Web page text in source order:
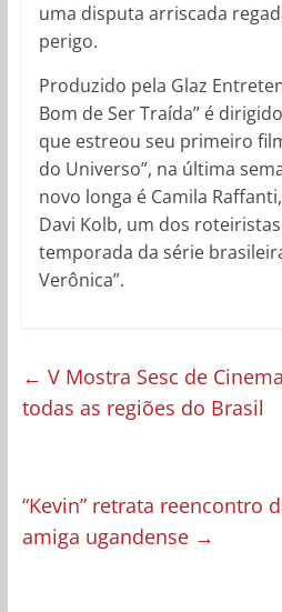
uma disputa arriscada
perigo.
Produzido pela Glaz
Bom de Ser Traída” é
que estreou seu primeiro
do Universo”, na última
novo longa é Camila
Davi Kolb, um dos
temporada da série
Verônica”.
← V Mostra Sesc de
todas as regiões do Brasil
“Kevin” retrata reencontro
amiga ugandense →